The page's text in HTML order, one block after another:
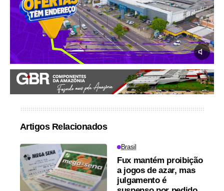
Artigos Relacionados
Brasil
Fux mantém proibição
a jogos de azar, mas
julgamento é